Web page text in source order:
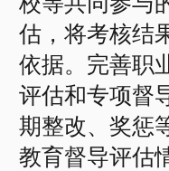
估，将考核结
依据。完善职
评估和专项督
期整改、奖惩
教育督导评估